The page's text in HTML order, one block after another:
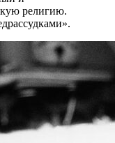
религию.